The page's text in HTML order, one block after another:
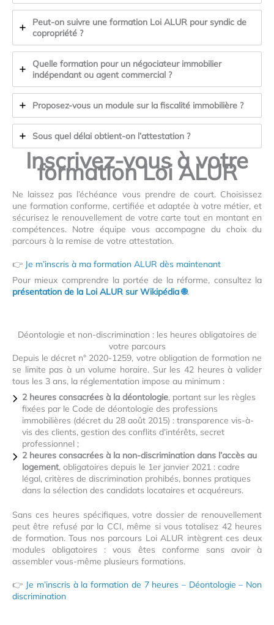
Peut-on suivre une formation Loi ALUR pour syndic de
copropriété ?
Quelle formation pour un négociateur immobilier
indépendant ou agent commercial ?
Proposez-vous un module sur la fiscalité immobilière ?
Sous quel délai obtient-on l’attestation ?
Inscrivez-vous à votre
formation Loi ALUR
Ne laissez pas l’échéance vous prendre de court. Choisissez
une formation conforme, certifiée et adaptée à votre métier, et
sécurisez le renouvellement de votre carte tout en montant en
compétences. Notre équipe vous accompagne du choix du
parcours à la remise de votre attestation.
👉 Je m’inscris à ma formation ALUR dès maintenant
Pour mieux comprendre la portée de la réforme, consultez la
présentation de la Loi ALUR sur Wikipédia 🌐.
Déontologie et non-discrimination : les heures obligatoires de
votre parcours
Depuis le décret n° 2020-1259, votre obligation de formation ne
se limite pas à un volume horaire. Sur les 42 heures à valider
tous les 3 ans, la réglementation impose au minimum :
2 heures consacrées à la déontologie, portant sur les règles
fixées par le Code de déontologie des professions
immobilières (décret du 28 août 2015) : transparence vis-à-
vis des clients, gestion des conflits d’intérêts, secret
professionnel ;
2 heures consacrées à la non-discrimination dans l’accès au
logement, obligatoires depuis le 1er janvier 2021 : cadre
légal, critères de discrimination prohibés, bonnes pratiques
dans la sélection des candidats locataires et acquéreurs.
Sans ces heures spécifiques, votre dossier de renouvellement
peut être refusé par la CCI, même si vous totalisez 42 heures
de formation. Tous nos parcours Loi ALUR intègrent ces deux
modules obligatoires : vous êtes conforme sans avoir à
assembler vous-même plusieurs formations.
👉 Je m’inscris à la formation de 7 heures – Déontologie – Non
discrimination